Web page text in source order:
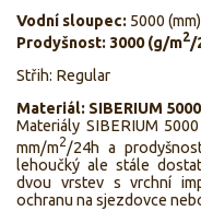
Vodní sloupec: 5000 (mm)
Prodyšnost: 3000 (g/m2/
Střih: Regular
Materiál: SIBERIUM
Materiály SIBERIUM
mm/m2/24h a
lehoučký ale stále
dvou vrstev s vrchní
ochranu na sjezdovce